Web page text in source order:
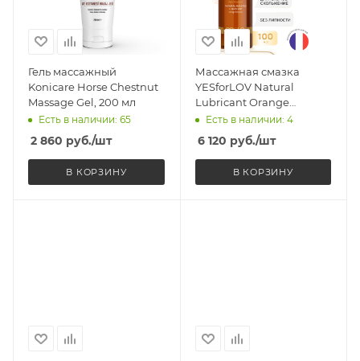
Гель массажный
Konicare Horse Chestnut
Massage Gel, 200 мл
Есть в наличии: 65
2 860 руб./шт
В КОРЗИНУ
Массажная смазка
YESforLOV Natural
Lubricant Orange
Blossom с
органическими
маслами, 100 мл
Есть в наличии: 4
6 120 руб./шт
В КОРЗИНУ